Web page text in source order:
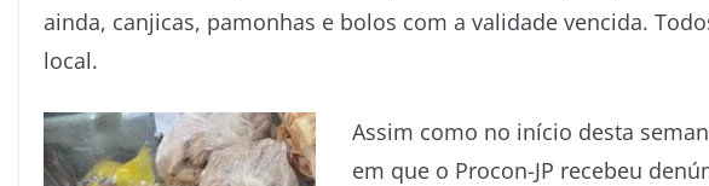
ainda, canjicas, pamonhas e bolos com a validade vencida.
local.
Assim como no início desta
em que o Procon-JP recebeu